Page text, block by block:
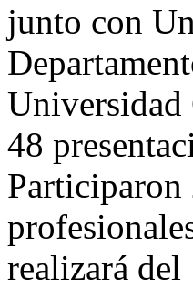
junto con
Universidad
48
Participaron
realizará